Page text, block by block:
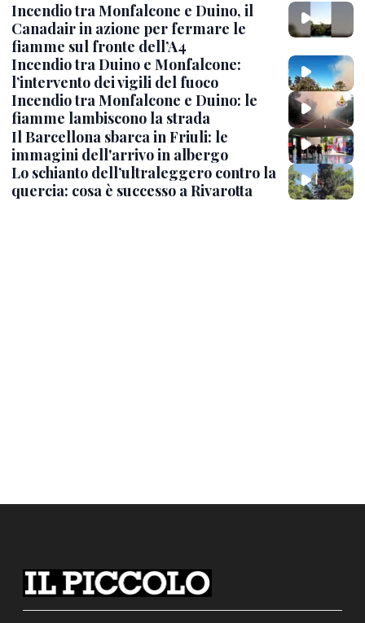
Incendio tra Monfalcone e Duino, il
Canadair in azione per fermare le
fiamme sul fronte dell’A4
Incendio tra Duino e Monfalcone:
l’intervento dei vigili del fuoco
Incendio tra Monfalcone e Duino: le
fiamme lambiscono la strada
Il Barcellona sbarca in Friuli: le
immagini dell'arrivo in albergo
Lo schianto dell’ultraleggero contro la
quercia: cosa è successo a Rivarotta